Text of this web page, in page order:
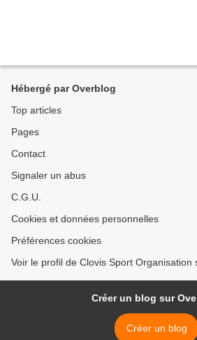
Hébergé par Overblog
Top articles
Pages
Contact
Signaler un abus
C.G.U.
Cookies et données personnelles
Préférences cookies
Voir le profil de Clovis Sport Organisation
Créer un blog sur
Créer un blog